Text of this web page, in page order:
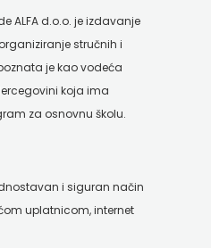
ALFA d.o.o. je izdavanje
stručnih i
je kao vodeća
koja ima
za osnovnu školu.
i siguran način
uplatnicom, internet